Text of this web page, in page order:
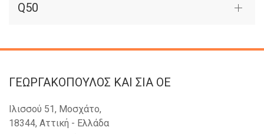
Q50
ΓΕΩΡΓΑΚΟΠΟΥΛΟΣ KAI ΣΙΑ OE
Ιλισσού 51, Μοσχάτο,
18344, Αττική - Ελλάδα